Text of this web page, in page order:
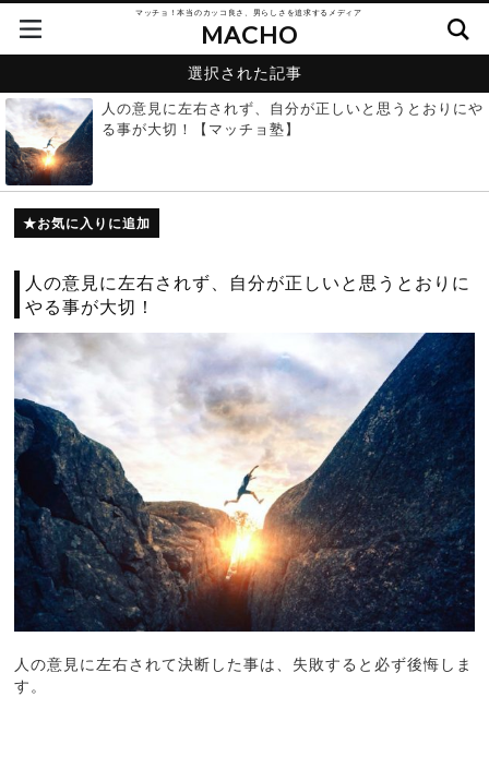
マッチョ！本当のカッコ良さ、男らしさを追求するメディア
MACHO
選択された記事
人の意見に左右されず、自分が正しいと思うとおりにや
る事が大切！【マッチョ塾】
お気に入りに追加
人の意見に左右されず、自分が正しいと思うとおりに
やる事が大切！
人の意見に左右されて決断した事は、失敗すると必ず後悔しま
す。